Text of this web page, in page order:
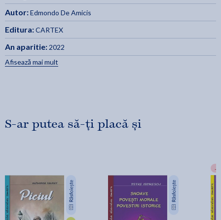
Autor:Edmondo De Amicis
Editura:CARTEX
An aparitie: 2022
Afisează mai mult
S-ar putea să-ți placă și
-